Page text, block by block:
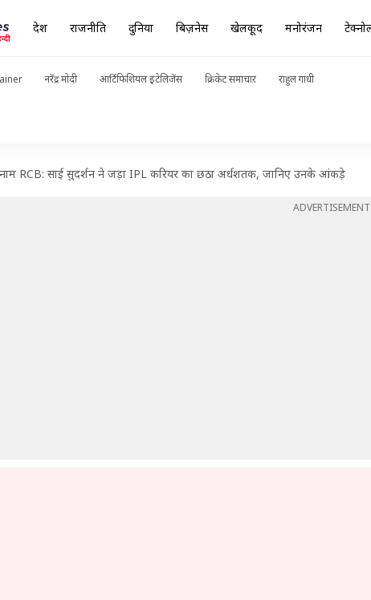
देश राजनीति दुनिया बिज़नेस खेलकूद मनोरंजन
नरेंद्र मोदी आर्टिफिशियल इंटेलिजेंस क्रिकेट समाचार राहुल गांधी
RCB: साई सुदर्शन ने जड़ा IPL करियर का छठा अर्धशतक, जानिए उनके आंकड़े
ADVERTISEMENT